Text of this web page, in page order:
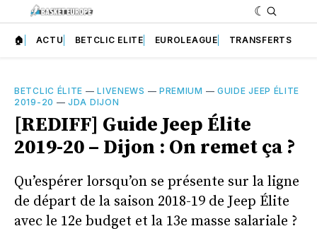
🏠 ACTU BETCLIC ELITE EUROLEAGUE TRANSFERTS
BETCLIC ÉLITE —LIVENEWS — PREMIUM — GUIDE JEEP ÉLITE
2019-20 —JDA DIJON
[REDIFF] Guide Jeep Élite
2019-20 – Dijon : On remet ça ?
Qu’espérer lorsqu’on se présente sur la ligne
de départ de la saison 2018-19 de Jeep Élite
avec le 12e budget et la 13e masse salariale ?